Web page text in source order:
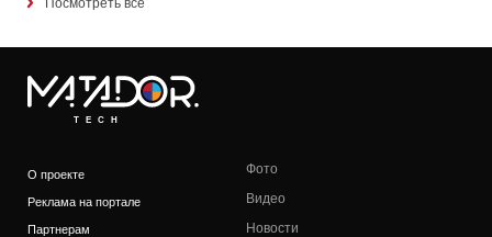
Посмотреть все
TECH
О проекте
Реклама на портале
Партнерам
Фото
Видео
Новости